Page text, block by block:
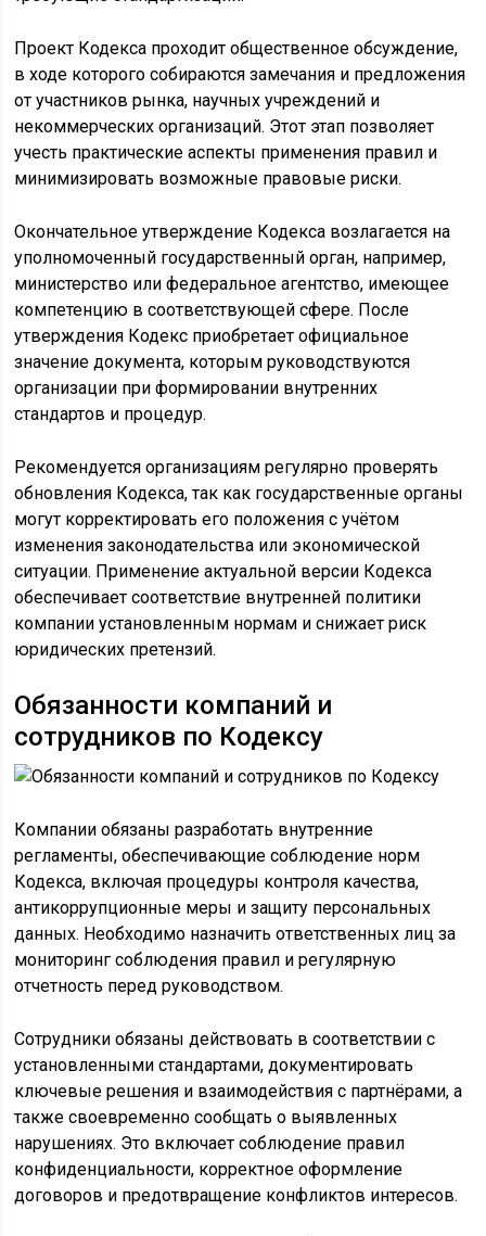
Проект Кодекса проходит общественное обсуждение,
в ходе которого собираются замечания и предложения
от участников рынка, научных учреждений и
некоммерческих организаций. Этот этап позволяет
учесть практические аспекты применения правил и
минимизировать возможные правовые риски.
Окончательное утверждение Кодекса возлагается на
уполномоченный государственный орган, например,
министерство или федеральное агентство, имеющее
компетенцию в соответствующей сфере. После
утверждения Кодекс приобретает официальное
значение документа, которым руководствуются
организации при формировании внутренних
стандартов и процедур.
Рекомендуется организациям регулярно проверять
обновления Кодекса, так как государственные органы
могут корректировать его положения с учётом
изменения законодательства или экономической
ситуации. Применение актуальной версии Кодекса
обеспечивает соответствие внутренней политики
компании установленным нормам и снижает риск
юридических претензий.
Обязанности компаний и
сотрудников по Кодексу
Компании обязаны разработать внутренние
регламенты, обеспечивающие соблюдение норм
Кодекса, включая процедуры контроля качества,
антикоррупционные меры и защиту персональных
данных. Необходимо назначить ответственных лиц за
мониторинг соблюдения правил и регулярную
отчетность перед руководством.
Сотрудники обязаны действовать в соответствии с
установленными стандартами, документировать
ключевые решения и взаимодействия с партнёрами, а
также своевременно сообщать о выявленных
нарушениях. Это включает соблюдение правил
конфиденциальности, корректное оформление
договоров и предотвращение конфликтов интересов.